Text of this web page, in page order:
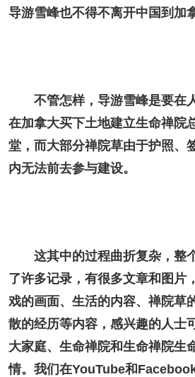
导游雪峰也不得不离开中国到加
不管怎样，导游雪峰是要在
在加拿大买下土地建立生命禅院
堂，而大部分禅院草由于护照、
内无法前去参与建设。
这其中的过程曲折复杂，整
了许多记录，有很多文章和图片
戏的画面、生活的内容、禅院草
散的经历等内容，感兴趣的人士
大家庭、生命禅院和生命禅院生
情。我们在YouTube和